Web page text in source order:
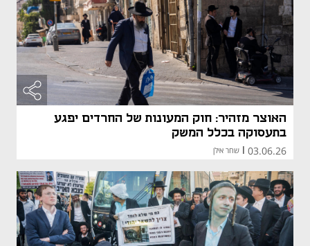
האוצר מזהיר: חוק המעונות של החרדים יפגע
בתעסוקה בכלל המשק
03.06.26 שחר אילן